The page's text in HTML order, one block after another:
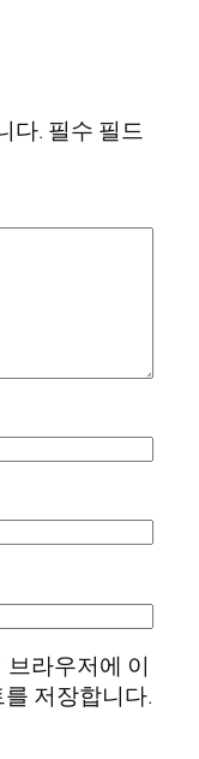
다. 필수 필드
브라우저에 이
저장합니다.